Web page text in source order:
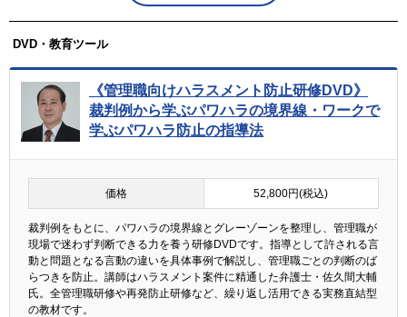
DVD・教育ツール
《管理職向けハラスメント防止研修DVD》
裁判例から学ぶパワハラの境界線・ワークで
学ぶパワハラ防止の指導法
価格 52,800円(税込)
裁判例をもとに、パワハラの境界線とグレーゾーンを整理し、管理職が
現場で迷わず判断できる力を養う研修DVDです。指導として許される言
動と問題となる言動の違いを具体事例で解説し、管理職ごとの判断のば
らつきを防止。講師はハラスメント案件に精通した弁護士・佐久間大輔
氏。全管理職研修や再発防止研修など、繰り返し活用できる実務直結型
の教材です。